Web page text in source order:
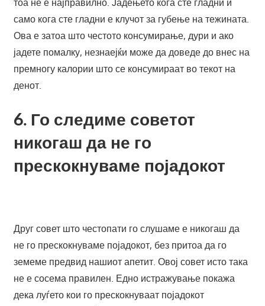
само кога сте гладни е клучот за губење на тежината.
Ова е затоа што честото консумирање, дури и ако
јадете помалку, незнаејќи може да доведе до внес на
премногу калории што се консумираат во текот на
денот.
6. Го следиме советот
никогаш да не го
прескокнуваме појадокот
Друг совет што честопати го слушаме е никогаш да
не го прескокнуваме појадокот, без притоа да го
земеме предвид нашиот апетит. Овој совет исто така
не е сосема правилен. Едно истражување покажа
дека луѓето кои го прескокнуваат појадокот